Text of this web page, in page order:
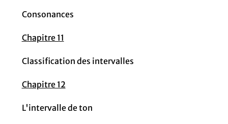
Consonances
Chapitre 11
Classification des intervalles
Chapitre 12
L'intervalle de ton